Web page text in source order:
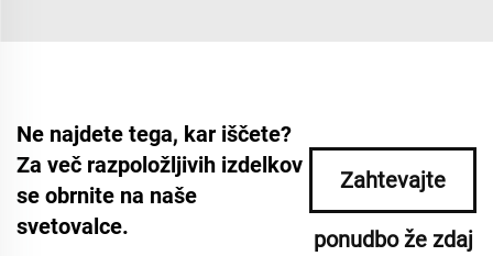
Ne najdete tega, kar iščete?
Za več razpoložljivih izdelkov
se obrnite na naše
svetovalce.
Zahtevajte
ponudbo že zdaj